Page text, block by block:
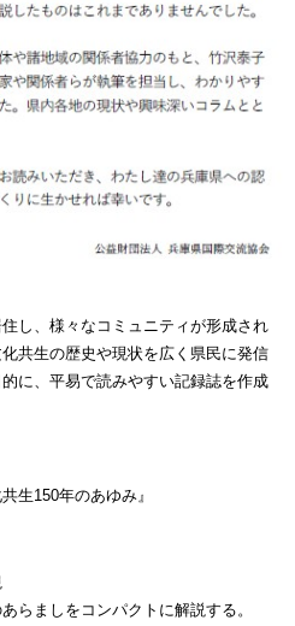
し、様々なコミュニティが形成され
共生の歴史や現状を広く県民に発信
に、平易で読みやすい記録誌を作成
150年のあゆみ』
らましをコンパクトに解説する。